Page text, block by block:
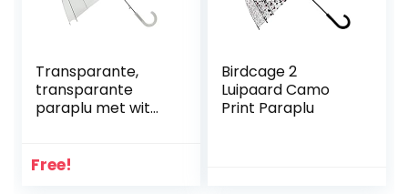
Transparante,
transparante
paraplu met wit
Free!
Birdcage 2
Luipaard Camo
Print Paraplu